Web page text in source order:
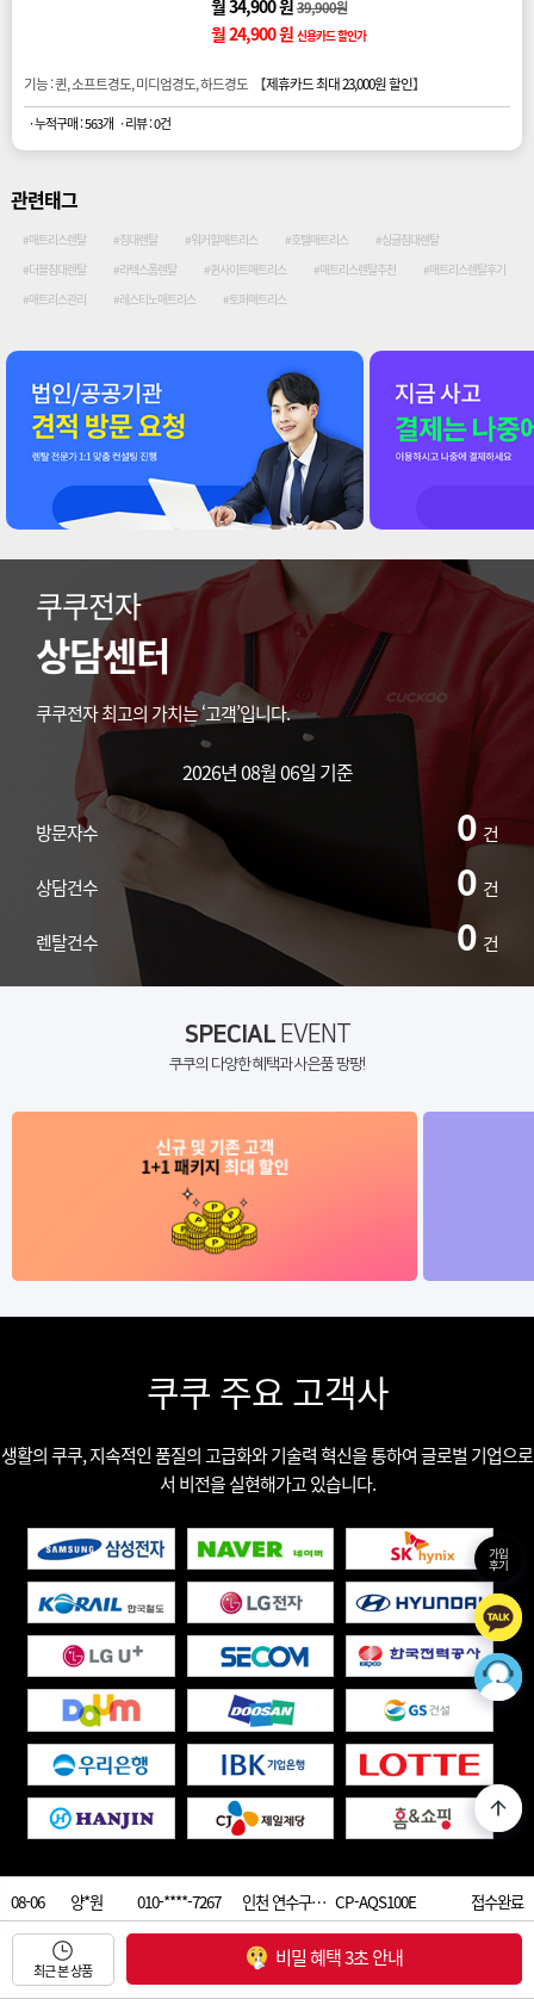
월 34,900 원39,900원
월 24,900 원 신용카드 할인가
기능 : 퀸, 소프트경도, 미디엄경도, 하드경도 【제휴카드 최대 23,000원 할인】
· 누적구매 : 563개 · 리뷰 : 0건
관련태그
#매트리스렌탈 #침대렌탈 #워커힐매트리스 #호텔매트리스
#싱글침대렌탈
#더블침대렌탈
#라텍스폼렌탈 #퀸사이트매트리스 #매트리스렌탈추천
#매트리스렌탈후기
#매트리스관리
#레스티노매트리스 #토퍼매트리스
08-06 양*원 010-****-7267 인천 연수구… CP-AQS100E
접수완료
08-06
마*윤 010-****-9073 서울 강동구… CP-AMS100E
접수완료
08-06
김*주 서울 성동구… CP-AE502HW
쿠쿠전자
상담센터
쿠쿠전자 최고의 가치는 ‘고객’입니다.
2026년 08월 06일 기준
방문자수 0 건
상담건수 0 건
렌탈건수 0 건
SPECIALEVENT
쿠쿠의 다양한 혜택과 사은품 팡팡!
쿠쿠 주요 고객사
생활의 쿠쿠, 지속적인 품질의 고급화와 기술력 혁신을 통하여 글로벌 기업으로
서 비전을 실현해가고 있습니다.
1833-8667
최근 본 상품
비밀 혜택 3초 안내
가입
후기